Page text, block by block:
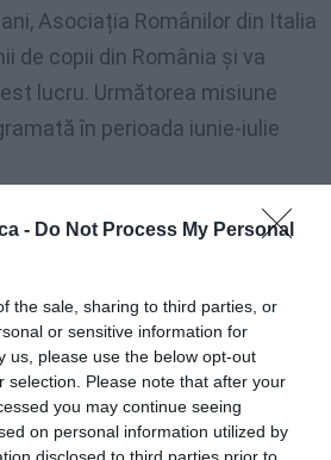
- Do Not Process My Personal
the sale, sharing to third parties, or
or sensitive information for
us, please use the below opt-out
selection. Please note that after your
you may continue seeing
on personal information utilized by
disclosed to third parties prior to
Asociația Românilor din Italia
de copii din România și va
lucru. Următorea misiune
în perioada iunie-iulie
celor care au contribuit la
în mod special doamnei
românesc LA
Dănilă – partener CCIRO
Manolescu – AutoVip
CCIRO Italia.